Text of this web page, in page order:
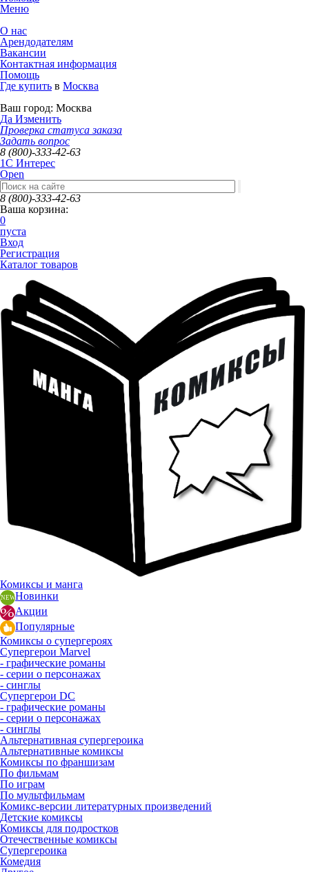
Меню
О нас
Арендодателям
Вакансии
Контактная информация
Помощь
Где купить в Москва
Ваш город: Москва
Да Изменить
Проверка статуса заказа
Задать вопрос
8 (800)-333-42-63
1C Интерес
Open
8 (800)-333-42-63
Ваша корзина:
0
пуста
Вход
Регистрация
Каталог товаров
Комиксы и манга
Новинки
Акции
Популярные
Комиксы о супергероях
Супергерои Marvel
- графические романы
- серии о персонажах
- синглы
Супергерои DC
- графические романы
- серии о персонажах
- синглы
Альтернативная супергероика
Альтернативные комиксы
Комиксы по франшизам
По фильмам
По играм
По мультфильмам
Комикс-версии литературных произведений
Детские комиксы
Комиксы для подростков
Отечественные комиксы
Супергероика
Комедия